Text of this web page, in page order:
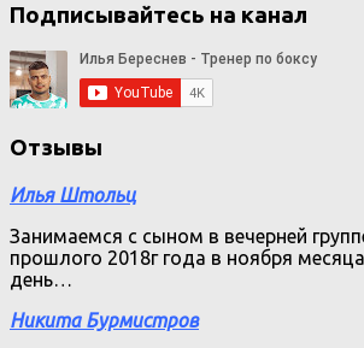
Подписывайтесь на канал
Отзывы
Илья Штольц
Занимаемся с сыном в вечерней
прошлого 2018г года в ноября
день…
Никита Бурмистров